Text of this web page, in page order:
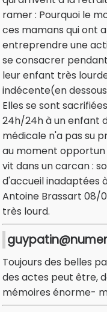
ramer : Pourquoi le
ces mamans qui ont
entreprendre une
se consacrer
leur enfant très
indécente(en
Elles se sont
24h/24h à un enfant
médicale n'a pas su
au moment
vit dans un carcan :
d'accueil inadaptées
Antoine Brassart 08/
très lourd.
Toujours des belles
des actes peut être,
mémoires énorme-